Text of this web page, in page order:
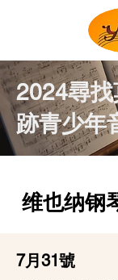
2024尋
跡青少年
维也纳钢
7月31號